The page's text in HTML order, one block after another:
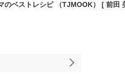
のベストレシピ （TJMOOK） [ 前田